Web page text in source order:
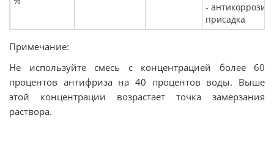
-
присадка
Примечание:
Не используйте смесь с концентрацией более 60
процентов антифриза на 40 процентов воды. Выше
этой концентрации возрастает точка замерзания
раствора.